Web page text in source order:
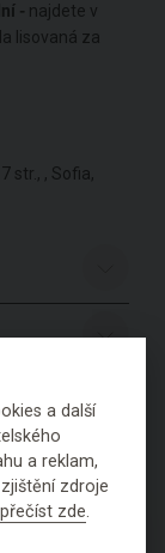
- najdete v
lisovaná za
str., , Sofia,
a další
a reklam,
zdroje
zde.